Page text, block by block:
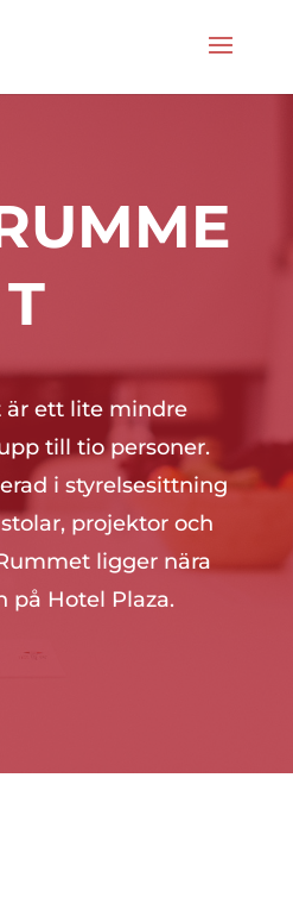
T
är ett lite mindre
till tio personer.
i styrelsesittning
projektor och
ligger nära
på Hotel Plaza.